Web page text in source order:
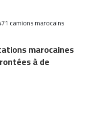
marocaines
à de